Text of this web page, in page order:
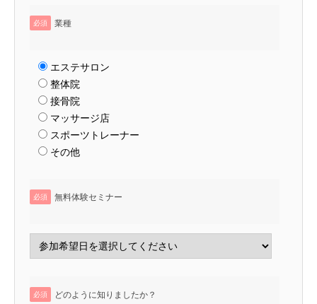
必須 業種
エステサロン
整体院
接骨院
マッサージ店
スポーツトレーナー
その他
必須 無料体験セミナー
必須 どのように知りましたか？